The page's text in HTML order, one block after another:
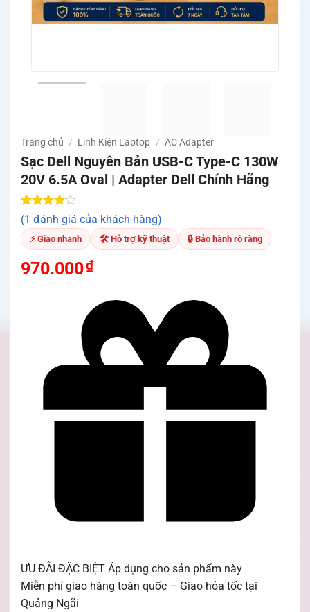
Trang chủ / Linh Kiện Laptop / AC Adapter
Sạc Dell Nguyên Bản USB-C Type-C 130W
20V 6.5A Oval | Adapter Dell Chính Hãng
4.00trên
5 dựa
trên
1
đánh
giá
(1 đánh giá của khách hàng)
⚡ Giao nhanh 🛠 Hỗ trợ kỹ thuật 🔒 Bảo hành rõ ràng
970.000₫
ƯU ĐÃI ĐẶC BIỆT Áp dụng cho sản phẩm này
Miễn phí giao hàng toàn quốc – Giao hỏa tốc tại
Quảng Ngãi